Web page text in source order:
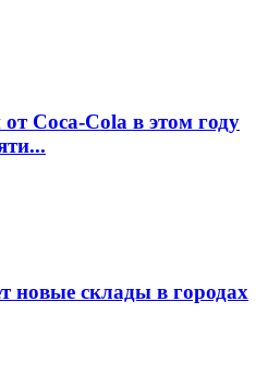
Coca-Cola в этом году
новые склады в городах